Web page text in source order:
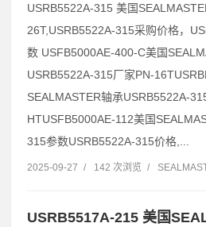
USRB5522A-315 美国
26T,USRB5522A-315采购价格，
数 USFB5000AE-400-C美国
USRB5522A-315厂家PN-
SEALMASTER轴承USRB5522A-
HTUSFB5000AE-112美国
315参数USRB5522A-315价格,...
2025-09-27 / 142 次浏览 /
USRB5517A-215 美国